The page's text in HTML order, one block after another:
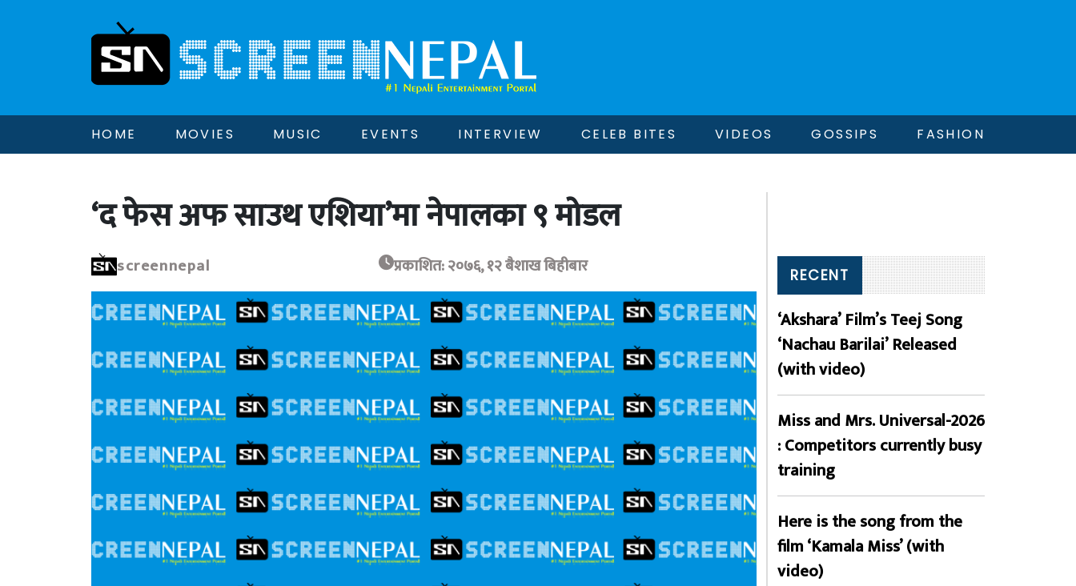
HOME MOVIES MUSIC EVENTS INTERVIEW CELEB BITES VIDEOS GOSSIPS FASHION
‘द फेस अफ साउथ एशिया’मा नेपालका ९ मोडल
screennepal प्रकाशित: २०७६, १२ बैशाख बिहीबार RECENT
‘Akshara’ Film’s Teej Song
‘Nachau Barilai’ Released
(with video)
Miss and Mrs. Universal-2026
: Competitors currently busy
training
Here is the song from the
film ‘Kamala Miss’ (with
video)